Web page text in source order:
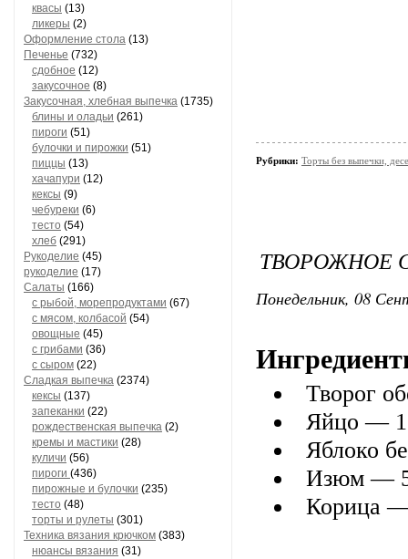
квасы (13)
ликеры (2)
Оформление стола (13)
Печенье (732)
сдобное (12)
закусочное (8)
Закусочная, хлебная выпечка (1735)
блины и оладьи (261)
пироги (51)
булочки и пирожки (51)
пиццы (13)
хачапури (12)
кексы (9)
чебуреки (6)
тесто (54)
хлеб (291)
Рукоделие (45)
рукоделие (17)
Салаты (166)
с рыбой, морепродуктами (67)
с мясом, колбасой (54)
овощные (45)
с грибами (36)
с сыром (22)
Сладкая выпечка (2374)
кексы (137)
запеканки (22)
рождественская выпечка (2)
кремы и мастики (28)
куличи (56)
пироги (436)
пирожные и булочки (235)
тесто (48)
торты и рулеты (301)
Техника вязания крючком (383)
нюансы вязания (31)
Рубрики: Торты без выпечки,
​ТВОРОЖНОЕ
Понедельник, 08
Творог
Яйцо —
Яблоко
Изюм —
Корица